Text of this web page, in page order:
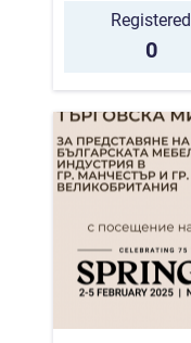
Registered
0